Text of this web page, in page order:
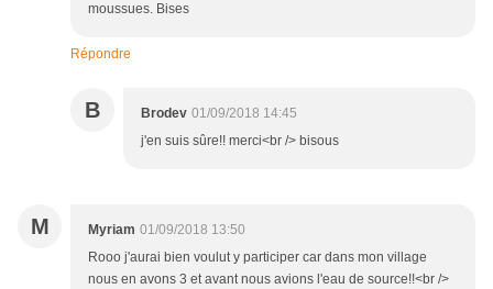
moussues. Bises
Répondre
B Brodev 01/09/2018 14:45
j'en suis sûre!! merci<br /> bisous
M Myriam 01/09/2018 13:50
Rooo j'aurai bien voulut y participer car dans mon village
nous en avons 3 et avant nous avions l'eau de source!!<br />